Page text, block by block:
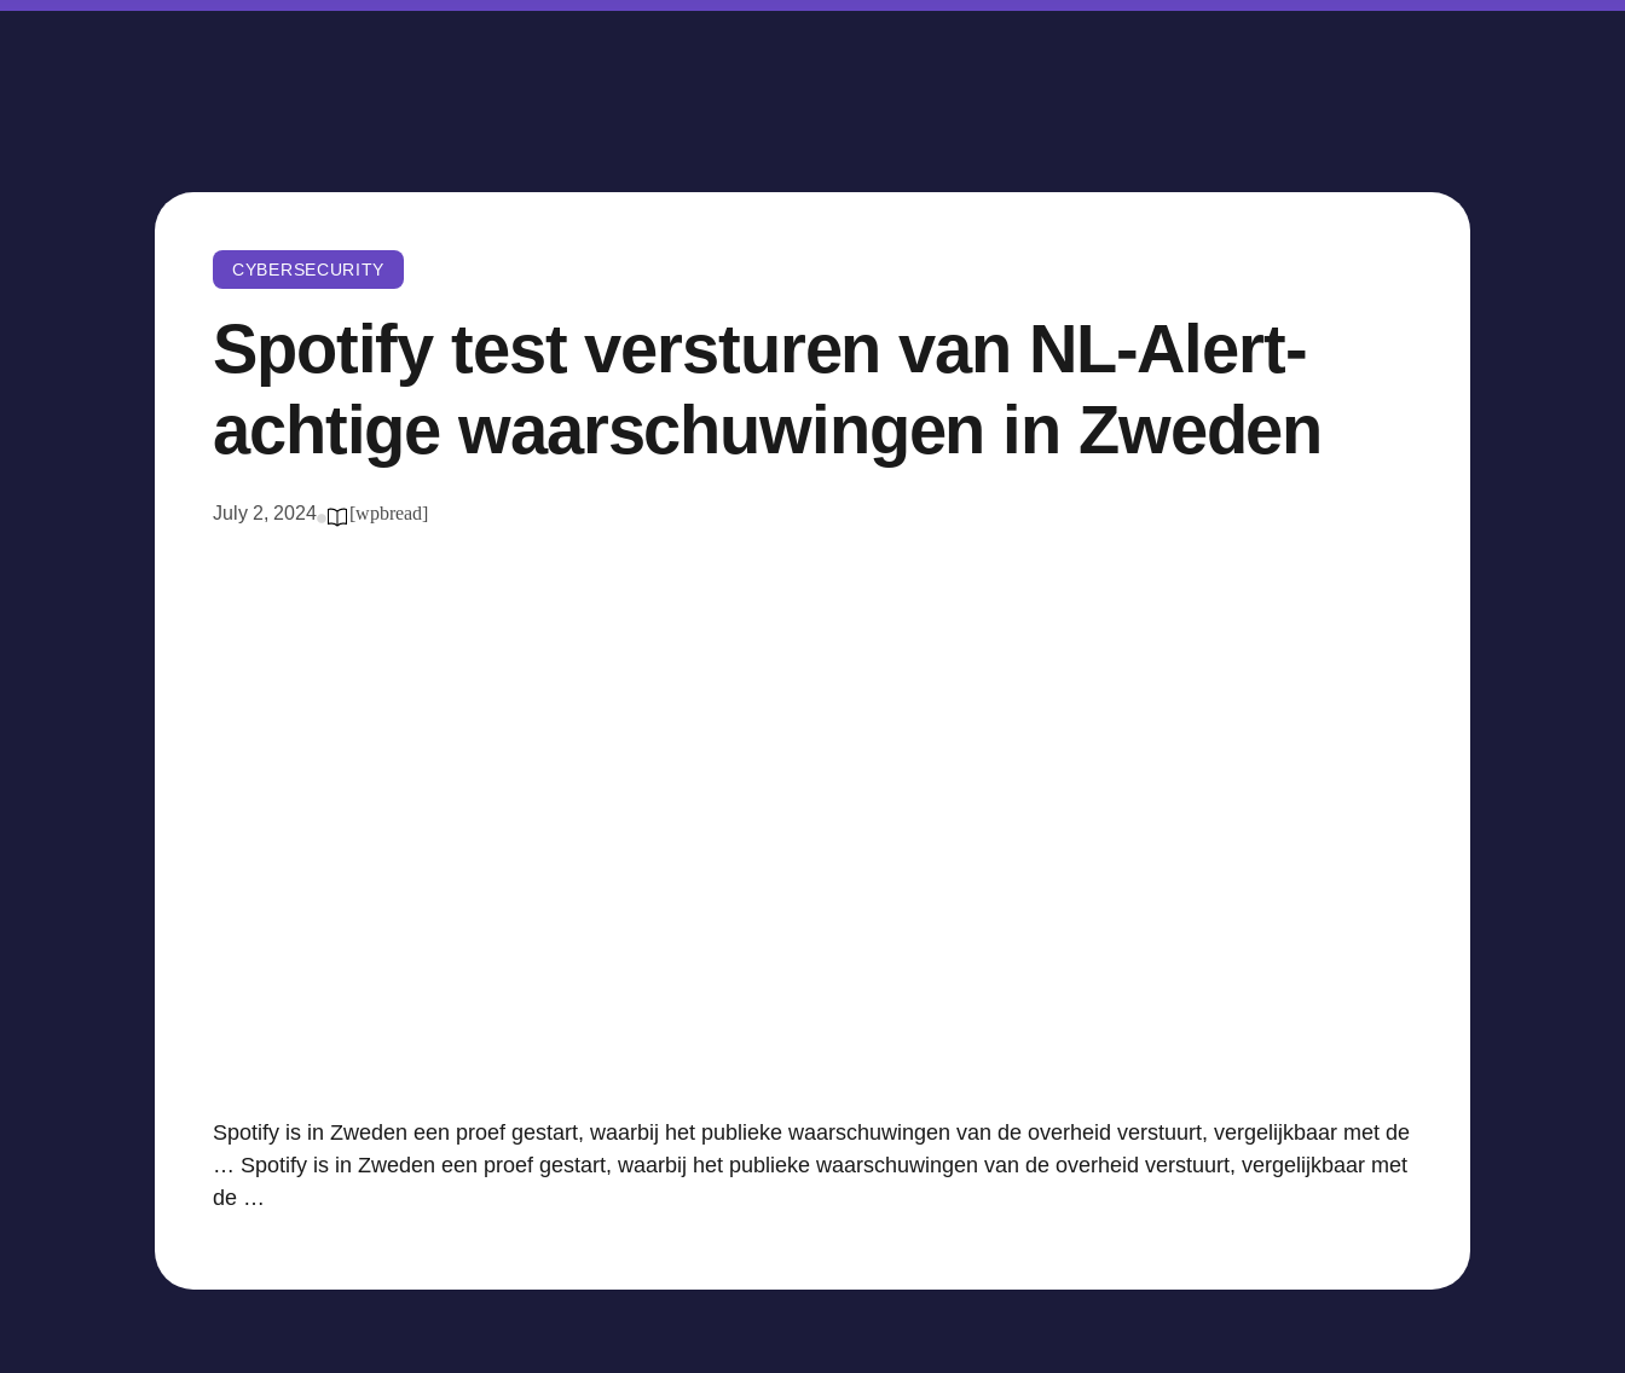
CYBERSECURITY
Spotify test versturen van NL-Alert-
achtige waarschuwingen in Zweden
July 2, 2024 [wpbread]
Spotify is in Zweden een proef gestart, waarbij het publieke waarschuwingen van de overheid verstuurt, vergelijkbaar met de
… Spotify is in Zweden een proef gestart, waarbij het publieke waarschuwingen van de overheid verstuurt, vergelijkbaar met
de …